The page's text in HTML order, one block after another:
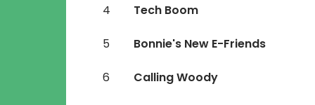
4 Tech Boom
5 Bonnie's New E-Friends
6 Calling Woody